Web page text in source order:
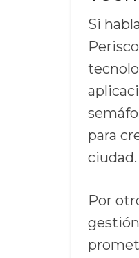
Si
para
ciudad.
Por